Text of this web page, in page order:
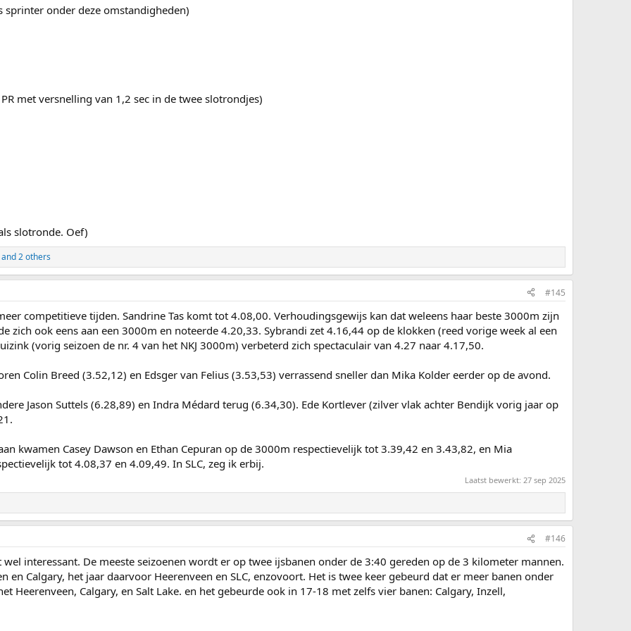
sprinter onder deze omstandigheden)
met versnelling van 1,2 sec in de twee slotrondjes)
slotronde. Oef)
and 2 others
#145
competitieve tijden. Sandrine Tas komt tot 4.08,00. Verhoudingsgewijs kan dat weleens haar beste 3000m zijn
zich ook eens aan een 3000m en noteerde 4.20,33. Sybrandi zet 4.16,44 op de klokken (reed vorige week al een
(vorig seizoen de nr. 4 van het NKJ 3000m) verbeterd zich spectaculair van 4.27 naar 4.17,50.
Colin Breed (3.52,12) en Edsger van Felius (3.53,53) verrassend sneller dan Mika Kolder eerder op de avond.
Jason Suttels (6.28,89) en Indra Médard terug (6.34,30). Ede Kortlever (zilver vlak achter Bendijk vorig jaar op
kwamen Casey Dawson en Ethan Cepuran op de 3000m respectievelijk tot 3.39,42 en 3.43,82, en Mia
tot 4.08,37 en 4.09,49. In SLC, zeg ik erbij.
Laatst bewerkt: 27 sep 2025
#146
interessant. De meeste seizoenen wordt er op twee ijsbanen onder de 3:40 gereden op de 3 kilometer mannen.
en Calgary, het jaar daarvoor Heerenveen en SLC, enzovoort. Het is twee keer gebeurd dat er meer banen onder
Heerenveen, Calgary, en Salt Lake. en het gebeurde ook in 17-18 met zelfs vier banen: Calgary, Inzell,